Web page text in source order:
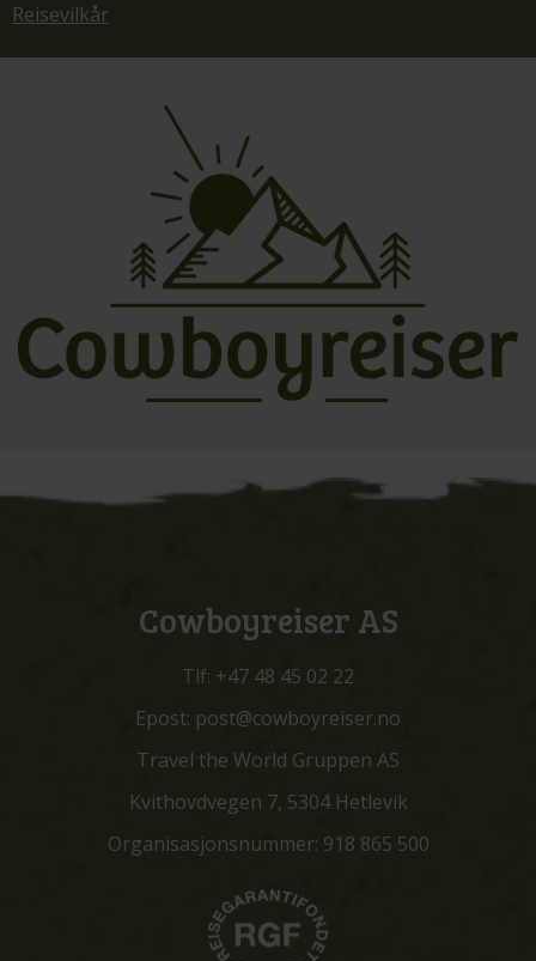
Reisevilkår
Cowboyreiser AS
Tlf: +47 48 45 02 22
Epost: post@cowboyreiser.no
Travel the World Gruppen AS
Kvithovdvegen 7, 5304 Hetlevik
Organisasjonsnummer: 918 865 500